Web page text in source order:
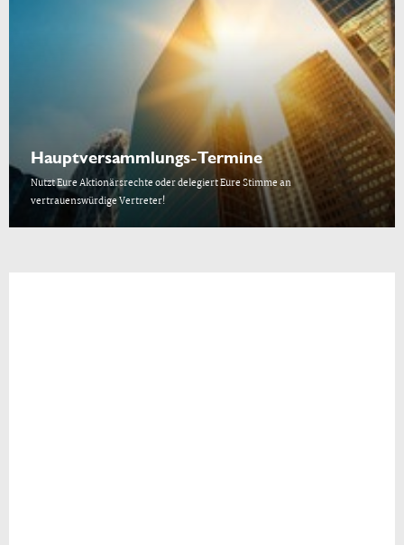
Hauptversammlungs-Termine
Nutzt Eure Aktionärsrechte oder delegiert Eure Stimme an
vertrauenswürdige Vertreter!